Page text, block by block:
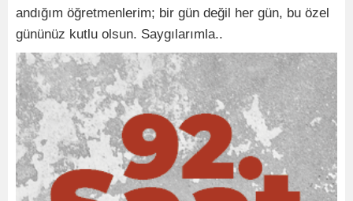
andığım öğretmenlerim; bir gün değil her gün, bu özel
gününüz kutlu olsun. Saygılarımla..